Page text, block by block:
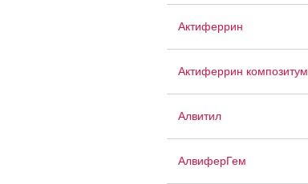
Актиферрин
Актиферрин композитум
Алвитил
АлвиферГем